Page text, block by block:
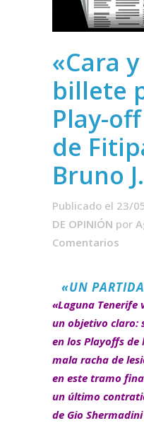
«Cara
billete
Play-
de
Bruno
Publicado el 23/
DE OPINIÓN por
Comentarios
«UN
«Laguna Tenerife
un objetivo claro:
en los Playoffs de
mala racha de
en este tramo
un último
de Gio